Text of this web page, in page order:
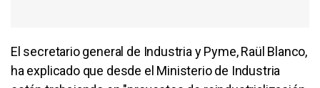
El secretario general de Industria y Pyme, Raül Blanco,
ha explicado que desde el Ministerio de Industria